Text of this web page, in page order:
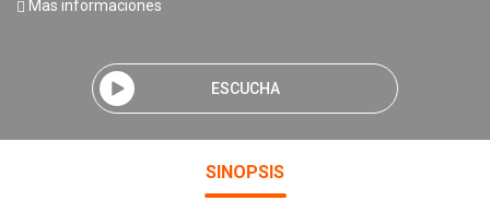
Mas informaciones
ESCUCHA
SINOPSIS